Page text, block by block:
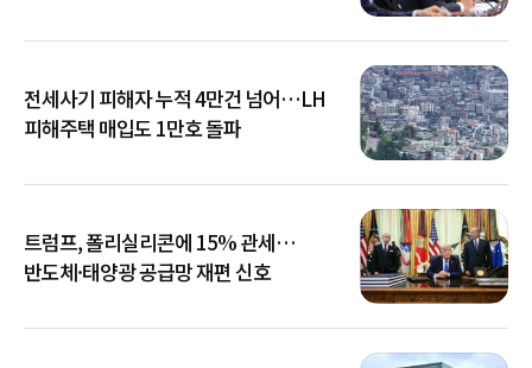
전세사기 피해자 누적 4만건 넘어…LH
피해주택 매입도 1만호 돌파
트럼프, 폴리실리콘에 15% 관세…
반도체·태양광 공급망 재편 신호